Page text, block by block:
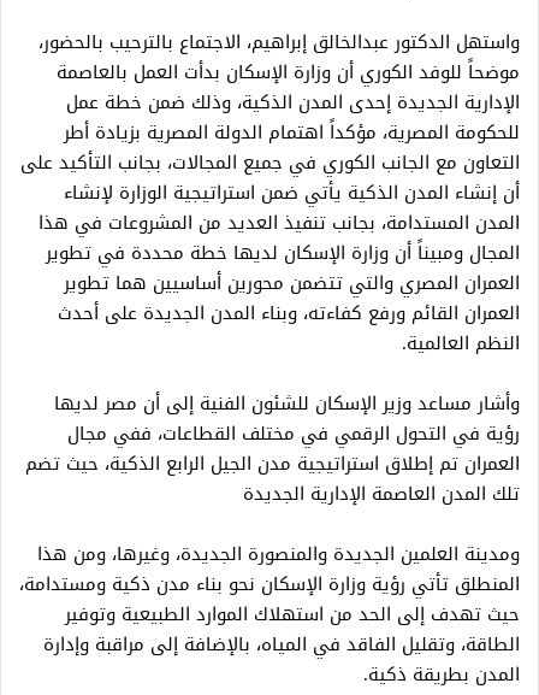
واستهل الدكتور عبدالخالق إبراهيم، الاجتماع بالترحيب بالحضور،
موضحاً للوفد الكوري أن وزارة الإسكان بدأت العمل بالعاصمة
الإدارية الجديدة إحدى المدن الذكية، وذلك ضمن خطة عمل
للحكومة المصرية، مؤكداً اهتمام الدولة المصرية بزيادة أطر
التعاون مع الجانب الكوري في جميع المجالات، بجانب التأكيد على
أن إنشاء المدن الذكية يأتي ضمن استراتيجية الوزارة لإنشاء
المدن المستدامة، بجانب تنفيذ العديد من المشروعات في هذا
المجال ومبيناً أن وزارة الإسكان لديها خطة محددة في تطوير
العمران المصري والتي تتضمن محورين أساسيين هما تطوير
العمران القائم ورفع كفاءته، وبناء المدن الجديدة على أحدث
النظم العالمية.
وأشار مساعد وزير الإسكان للشئون الفنية إلى أن مصر لديها
رؤية في التحول الرقمي في مختلف القطاعات، ففي مجال
العمران تم إطلاق استراتيجية مدن الجيل الرابع الذكية، حيث تضم
تلك المدن العاصمة الإدارية الجديدة
ومدينة العلمين الجديدة والمنصورة الجديدة، وغيرها، ومن هذا
المنطلق تأتي رؤية وزارة الإسكان نحو بناء مدن ذكية ومستدامة،
حيث تهدف إلى الحد من استهلاك الموارد الطبيعية وتوفير
الطاقة، وتقليل الفاقد في المياه، بالإضافة إلى مراقبة وإدارة
المدن بطريقة ذكية.